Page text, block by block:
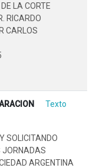
LA CORTE
RICARDO
CARLOS
Texto
SOLICITANDO
JORNADAS
ARGENTINA